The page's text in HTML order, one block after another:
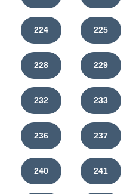
224 225
228 229
232 233
236 237
240 241